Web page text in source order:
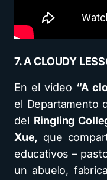
7. A CLOUDY
En el video “A
el Departamento
del Ringling
Xue, que
educativos –
un abuelo,